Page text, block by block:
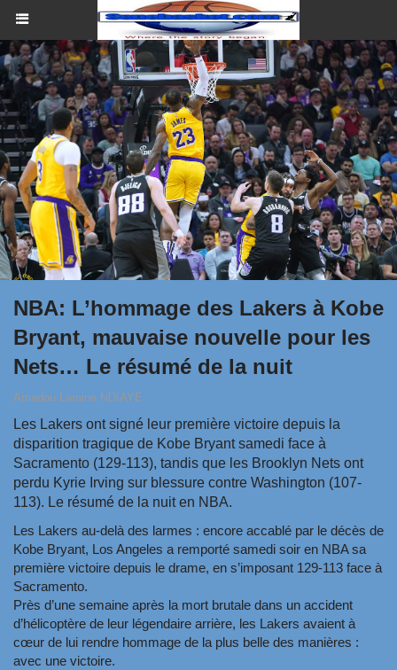
NBA: L’hommage des Lakers à Kobe
Bryant, mauvaise nouvelle pour les
Nets… Le résumé de la nuit
Amadou Lamine NDIAYE
Les Lakers ont signé leur première victoire depuis la
disparition tragique de Kobe Bryant samedi face à
Sacramento (129-113), tandis que les Brooklyn Nets ont
perdu Kyrie Irving sur blessure contre Washington (107-
113). Le résumé de la nuit en NBA.
Les Lakers au-delà des larmes : encore accablé par le décès de
Kobe Bryant, Los Angeles a remporté samedi soir en NBA sa
première victoire depuis le drame, en s’imposant 129-113 face à
Sacramento.
Près d’une semaine après la mort brutale dans un accident
d’hélicoptère de leur légendaire arrière, les Lakers avaient à
cœur de lui rendre hommage de la plus belle des manières :
avec une victoire.